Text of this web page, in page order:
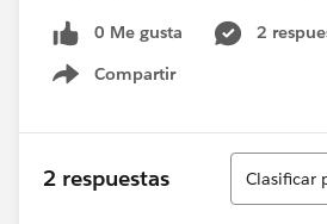
0 Me gusta
2
Compartir
Show menu
2 respuestas
Ordenar
Clasificar